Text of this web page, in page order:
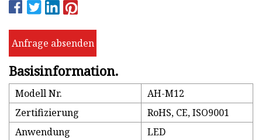
Anfrage absenden
Basisinformation.
Modell Nr.
AH-M12
Zertifizierung
RoHS, CE, ISO9001
Anwendung
LED